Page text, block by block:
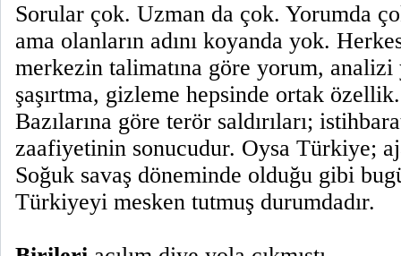
Sorular çok. Uzman da çok. Yorumda
ama olanların adını koyanda yok.
merkezin talimatına göre yorum, analizi
şaşırtma, gizleme hepsinde ortak özellik.
Bazılarına göre terör saldırıları;
zaafiyetinin sonucudur. Oysa Türkiye;
Soğuk savaş döneminde olduğu gibi
Türkiyeyi mesken tutmuş durumdadır.